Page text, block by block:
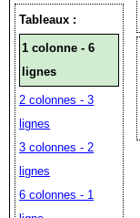
Tableaux :
1 colonne - 6
lignes
2 colonnes - 3
lignes
3 colonnes - 2
lignes
6 colonnes - 1